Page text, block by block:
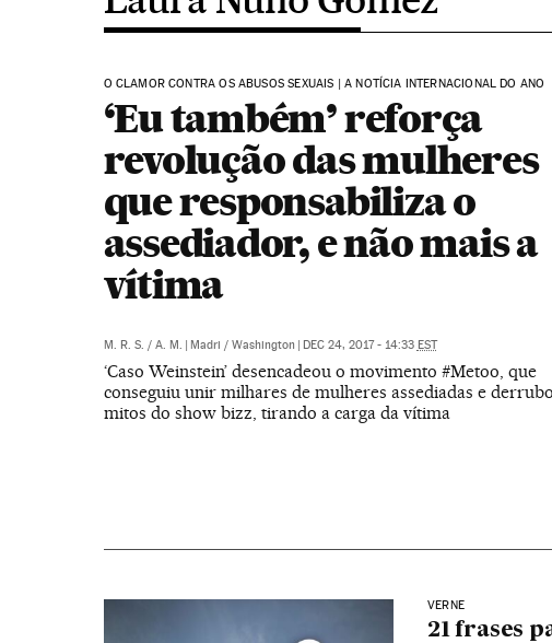
O CLAMOR CONTRA OS ABUSOS SEXUAIS | A NOTÍCIA INTERNACIONAL DO ANO
‘Eu também’ reforça
revolução das mulheres
que responsabiliza o
assediador, e não mais a
vítima
M. R. S. / A. M. | Madri / Washington | DEC 24, 2017 - 14:33 EST
‘Caso Weinstein’ desencadeou o movimento #Metoo, que
conseguiu unir milhares de mulheres assediadas e
mitos do show bizz, tirando a carga da vítima
VERNE
21 frases